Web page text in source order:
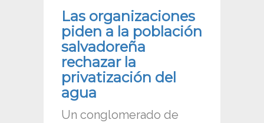
Las organizaciones
piden a la población
salvadoreña
rechazar la
privatización del
agua
Un conglomerado de